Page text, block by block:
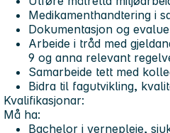
Medikamenthandtering i
Dokumentasjon og
Arbeide i tråd med
9 og anna relevant
Samarbeide tett med
Bidra til fagutvikling,
Kvalifikasjonar:
Må ha:
Bachelor i vernepleie,